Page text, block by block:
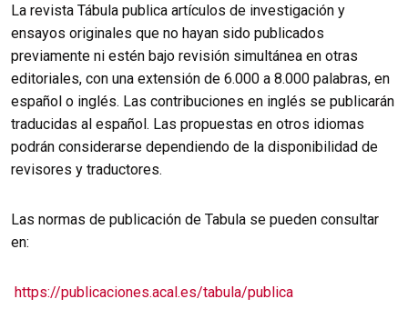
La revista Tábula publica artículos de investigación y
ensayos originales que no hayan sido publicados
previamente ni estén bajo revisión simultánea en otras
editoriales, con una extensión de 6.000 a 8.000 palabras, en
español o inglés. Las contribuciones en inglés se publicarán
traducidas al español. Las propuestas en otros idiomas
podrán considerarse dependiendo de la disponibilidad de
revisores y traductores.
Las normas de publicación de Tabula se pueden consultar
en:
https://publicaciones.acal.es/tabula/publica